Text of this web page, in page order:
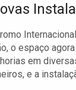
o espaço
em
e a